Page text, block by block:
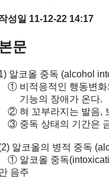
성일 11-12-22 14:17
문
알코올 중독 (alcohol
① 비적응적인 행동변화
기능의 장애가 온다.
② 혀 꼬부라지는 발음,
③ 중독 상태의 기간은
알코올의 병적 중독
① 알코올 중독
음주